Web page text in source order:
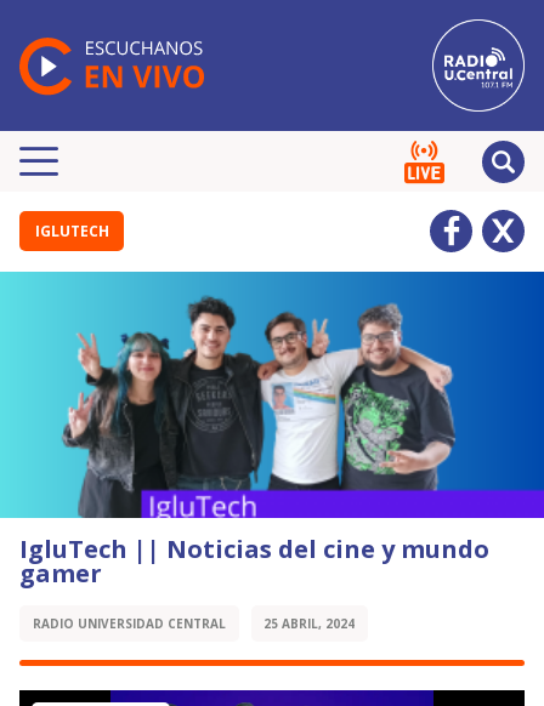
IGLUTECH
IgluTech || Noticias del cine y mundo
gamer
RADIO UNIVERSIDAD CENTRAL 25 ABRIL, 2024